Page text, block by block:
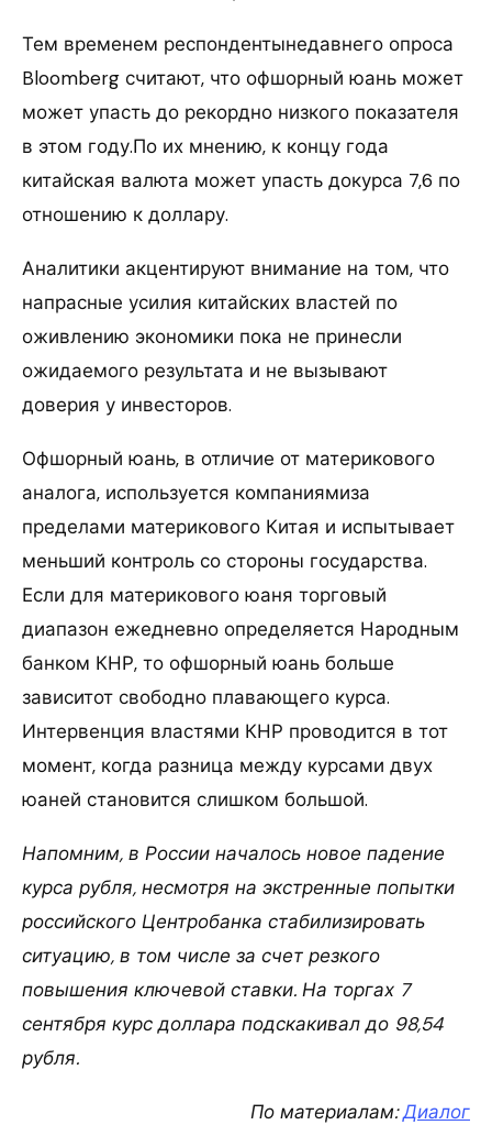
Тем временем респондентынедавнего опроса
Bloomberg считают, что офшорный юань может
может упасть до рекордно низкого показателя
в этом году.По их мнению, к концу года
китайская валюта может упасть докурса 7,6 по
отношению к доллару.
Аналитики акцентируют внимание на том, что
напрасные усилия китайских властей по
оживлению экономики пока не принесли
ожидаемого результата и не вызывают
доверия у инвесторов.
Офшорный юань, в отличие от материкового
аналога, используется компаниямиза
пределами материкового Китая и испытывает
меньший контроль со стороны государства.
Если для материкового юаня торговый
диапазон ежедневно определяется Народным
банком КНР, то офшорный юань больше
зависитот свободно плавающего курса.
Интервенция властями КНР проводится в тот
момент, когда разница между курсами двух
юаней становится слишком большой.
Напомним, в России началось новое падение
курса рубля, несмотря на экстренные попытки
российского Центробанка стабилизировать
ситуацию, в том числе за счет резкого
повышения ключевой ставки. На торгах 7
сентября курс доллара подскакивал до 98,54
рубля.
По материалам:Диалог